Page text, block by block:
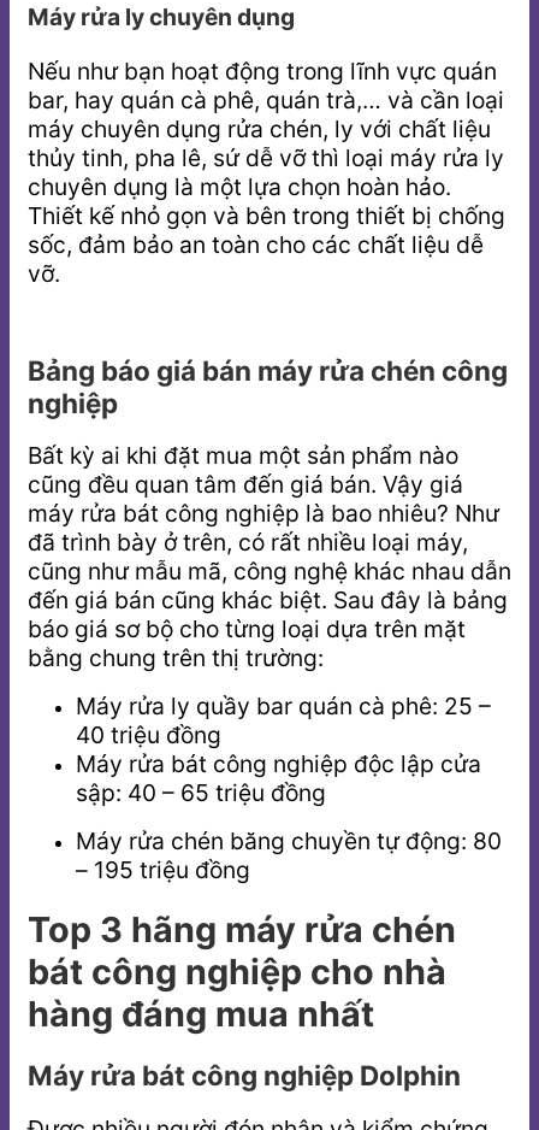
Máy rửa ly chuyên dụng
Nếu như bạn hoạt động trong lĩnh vực quán
bar, hay quán cà phê, quán trà,… và cần loại
máy chuyên dụng rửa chén, ly với chất liệu
thủy tinh, pha lê, sứ dễ vỡ thì loại máy rửa ly
chuyên dụng là một lựa chọn hoàn hảo.
Thiết kế nhỏ gọn và bên trong thiết bị chống
sốc, đảm bảo an toàn cho các chất liệu dễ
vỡ.
Bảng báo giá bán máy rửa chén công
nghiệp
Bất kỳ ai khi đặt mua một sản phẩm nào
cũng đều quan tâm đến giá bán. Vậy giá
máy rửa bát công nghiệp là bao nhiêu? Như
đã trình bày ở trên, có rất nhiều loại máy,
cũng như mẫu mã, công nghệ khác nhau dẫn
đến giá bán cũng khác biệt. Sau đây là bảng
báo giá sơ bộ cho từng loại dựa trên mặt
bằng chung trên thị trường:
Máy rửa ly quầy bar quán cà phê: 25 –
40 triệu đồng
Máy rửa bát công nghiệp độc lập cửa
sập: 40 – 65 triệu đồng
Máy rửa chén băng chuyền tự động: 80
– 195 triệu đồng
Top 3 hãng máy rửa chén
bát công nghiệp cho nhà
hàng đáng mua nhất
Máy rửa bát công nghiệp Dolphin